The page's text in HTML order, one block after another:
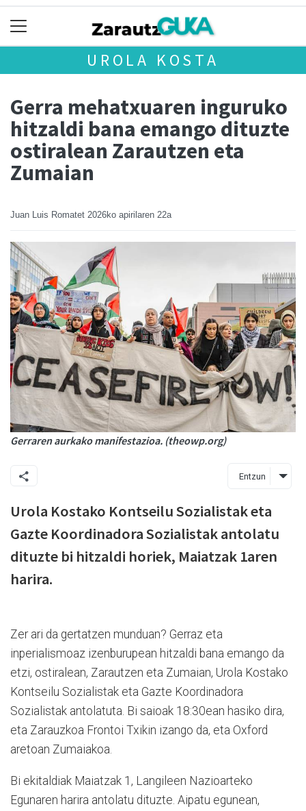
UROLA KOSTA
Gerra mehatxuaren inguruko
hitzaldi bana emango dituzte
ostiralean Zarautzen eta
Zumaian
Juan Luis Romatet 2026ko apirilaren 22a
Gerraren aurkako manifestazioa. (theowp.org)
Entzun
Urola Kostako Kontseilu Sozialistak eta
Gazte Koordinadora Sozialistak antolatu
dituzte bi hitzaldi horiek, Maiatzak 1aren
harira.
Zer ari da gertatzen munduan? Gerraz eta
inperialismoaz izenburupean hitzaldi bana emango da
etzi, ostiralean, Zarautzen eta Zumaian, Urola Kostako
Kontseilu Sozialistak eta Gazte Koordinadora
Sozialistak antolatuta. Bi saioak 18:30ean hasiko dira,
eta Zarauzkoa Frontoi Txikin izango da, eta Oxford
aretoan Zumaiakoa.
Bi ekitaldiak Maiatzak 1, Langileen Nazioarteko
Egunaren harira antolatu dituzte. Aipatu egunean,